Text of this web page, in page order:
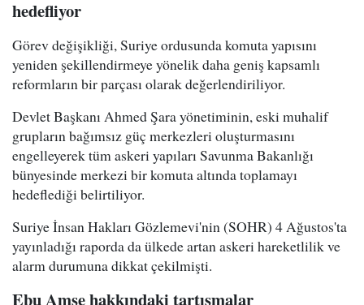
hedefliyor
Görev değişikliği, Suriye ordusunda komuta yapısını
yeniden şekillendirmeye yönelik daha geniş kapsamlı
reformların bir parçası olarak değerlendiriliyor.
Devlet Başkanı Ahmed Şara yönetiminin, eski muhalif
grupların bağımsız güç merkezleri oluşturmasını
engelleyerek tüm askeri yapıları Savunma Bakanlığı
bünyesinde merkezi bir komuta altında toplamayı
hedeflediği belirtiliyor.
Suriye İnsan Hakları Gözlemevi'nin (SOHR) 4 Ağustos'ta
yayınladığı raporda da ülkede artan askeri hareketlilik ve
alarm durumuna dikkat çekilmişti.
Ebu Amşe hakkındaki tartışmalar